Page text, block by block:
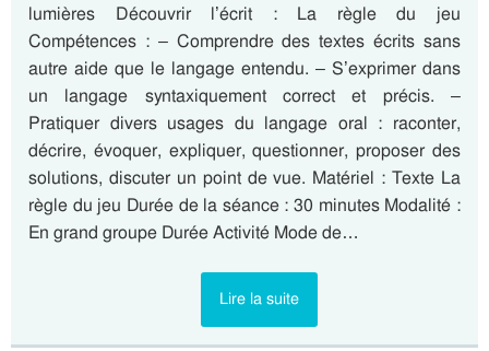
lumières Découvrir l’écrit : La règle du jeu
Compétences : – Comprendre des textes écrits sans
autre aide que le langage entendu. – S’exprimer dans
un langage syntaxiquement correct et précis. –
Pratiquer divers usages du langage oral : raconter,
décrire, évoquer, expliquer, questionner, proposer des
solutions, discuter un point de vue. Matériel : Texte La
règle du jeu Durée de la séance : 30 minutes Modalité :
En grand groupe Durée Activité Mode de…
Lire la suite